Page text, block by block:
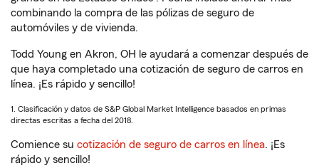
combinando la compra de las pólizas de seguro de
automóviles y de vivienda.
Todd Young en Akron, OH le ayudará a comenzar después de
que haya completado una cotización de seguro de carros en
línea. ¡Es rápido y sencillo!
1. Clasificación y datos de S&P Global Market Intelligence basados en primas
directas escritas a fecha del 2018.
Comience su cotización de seguro de carros en línea. ¡Es
rápido y sencillo!